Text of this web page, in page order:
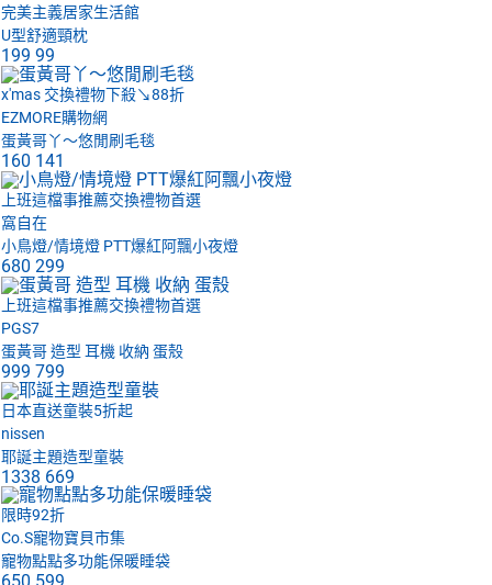
完美主義居家生活館
U型舒適頸枕
199 99
x'mas 交換禮物下殺↘88折
EZMORE購物網
蛋黃哥丫～悠閒刷毛毯
160 141
上班這檔事推薦交換禮物首選
窩自在
小鳥燈/情境燈 PTT爆紅阿飄小夜燈
680 299
上班這檔事推薦交換禮物首選
PGS7
蛋黃哥 造型 耳機 收納 蛋殼
999 799
日本直送童裝5折起
nissen
耶誕主題造型童裝
1338 669
限時92折
Co.S寵物寶貝市集
寵物點點多功能保暖睡袋